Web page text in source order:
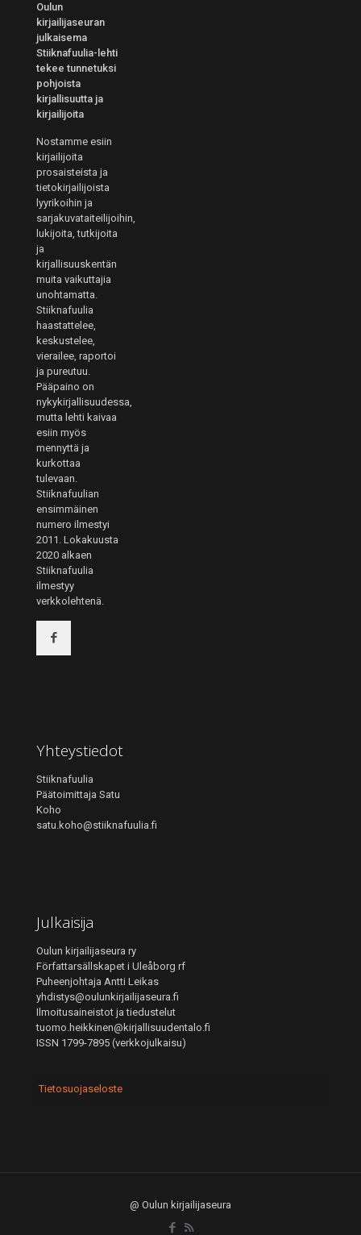
Oulun
kirjailijaseuran
julkaisema
Stiiknafuulia-lehti
tekee tunnetuksi
pohjoista
kirjallisuutta ja
kirjailijoita
Nostamme esiin
kirjailijoita
prosaisteista ja
tietokirjailijoista
lyyrikoihin ja
sarjakuvataiteilijoihin,
lukijoita, tutkijoita
ja
kirjallisuuskentän
muita vaikuttajia
unohtamatta.
Stiiknafuulia
haastattelee,
keskustelee,
vierailee, raportoi
ja pureutuu.
Pääpaino on
nykykirjallisuudessa,
mutta lehti kaivaa
esiin myös
mennyttä ja
kurkottaa
tulevaan.
Stiiknafuulian
ensimmäinen
numero ilmestyi
2011. Lokakuusta
2020 alkaen
Stiiknafuulia
ilmestyy
verkkolehtenä.
Yhteystiedot
Stiiknafuulia
Päätoimittaja Satu
Koho
satu.koho@stiiknafuulia.fi
Julkaisija
Oulun kirjailijaseura ry
Författarsällskapet i Uleåborg rf
Puheenjohtaja Antti Leikas
yhdistys@oulunkirjailijaseura.fi
Ilmoitusaineistot ja tiedustelut
tuomo.heikkinen@kirjallisuudentalo.fi
ISSN 1799-7895 (verkkojulkaisu)
Tietosuojaseloste
@ Oulun kirjailijaseura